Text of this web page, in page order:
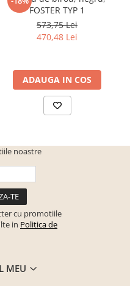
FOSTER TYP 1
573,75 Lei
470,48 Lei
ADAUGA IN COS
noastre
cu promotiile
in Politica de
MEU